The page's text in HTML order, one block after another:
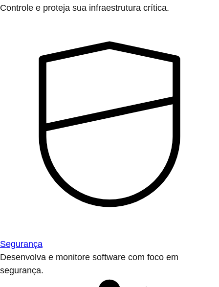
Controle e proteja sua infraestrutura crítica.
Segurança
Desenvolva e monitore software com foco em
segurança.